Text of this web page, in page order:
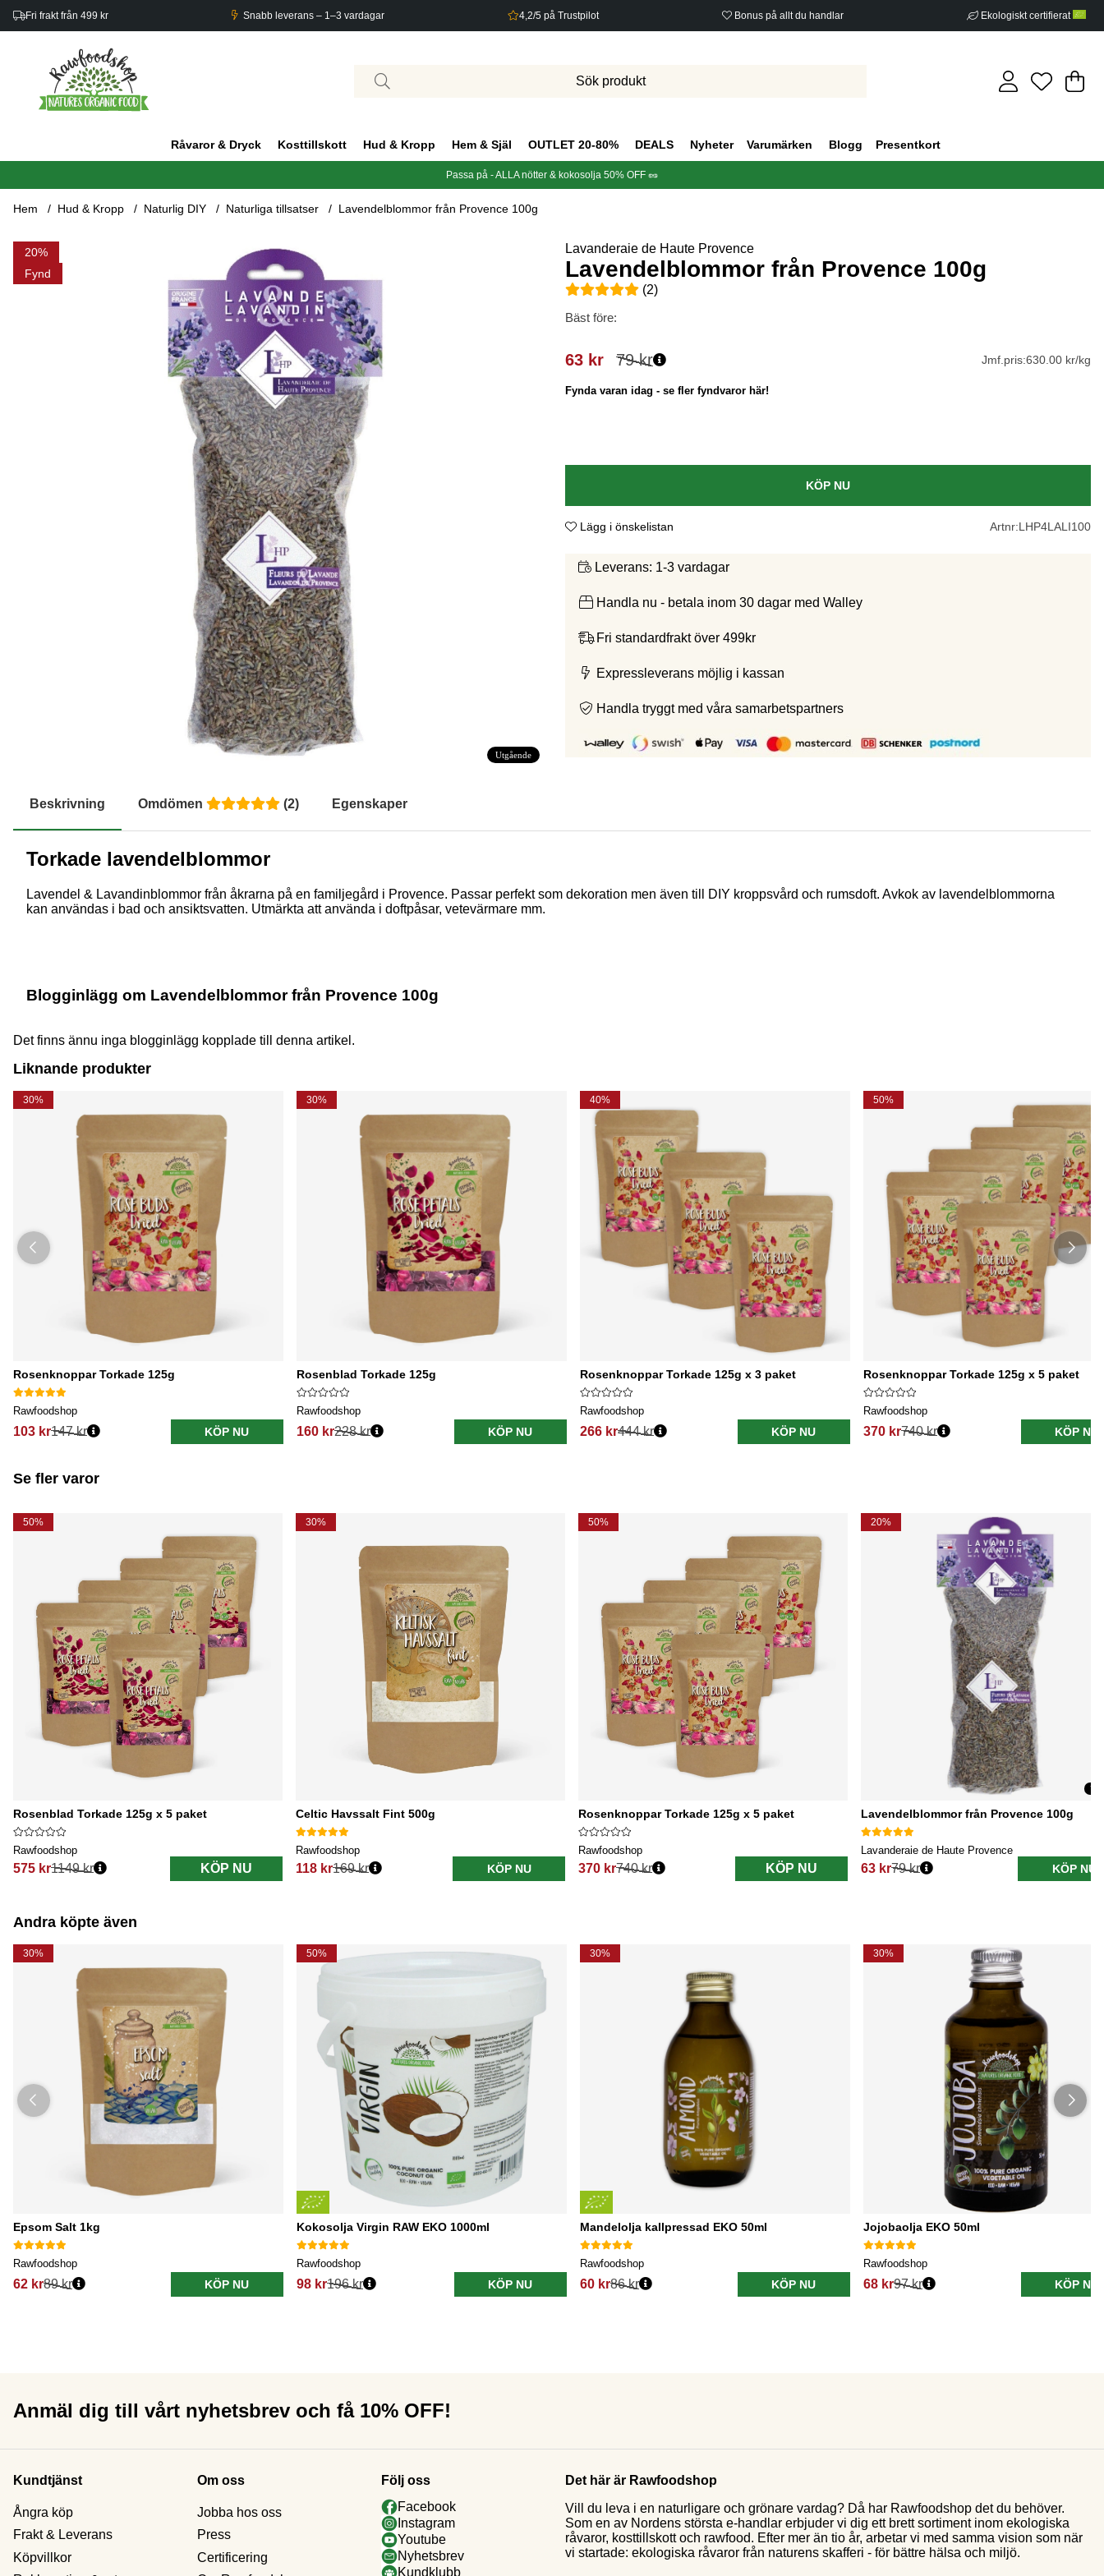
Fri frakt från 499 kr Snabb leverans – 1–3 vardagar 4,2/5 på Trustpilot Bonus på allt du handlar Ekologiskt certifierat
.
Råvaror & Dryck Kosttillskott Hud & Kropp Hem & Själ OUTLET 20-80% DEALS Nyheter Varumärken Blogg Presentkort
Passa på - ALLA nötter & kokosolja 50% OFF 🥜
Hem Hud & Kropp Naturlig DIY Naturliga tillsatser Lavendelblommor från Provence 100g
Utgående
20
Fynd
Produktbilder Lavendelblommor från Provence 100g Lavanderaie de Haute Provence
Lavendelblommor från Provence 100g
Medelbetyg 5 av 5 Antal betyg 2
(2)
Bäst före:
79kr
63 kr Jmf.pris:630.00 kr/kg
Fynda varan idag - se fler fyndvaror här!
KÖP NU
Lägg i önskelistan Artnr:LHP4LALI100
Leverans: 1-3 vardagar
Handla nu - betala inom 30 dagar med Walley
Fri standardfrakt över 499kr
Expressleverans möjlig i kassan
Handla tryggt med våra samarbetspartners
Beskrivning Omdömen (2) Egenskaper
Torkade lavendelblommor
Lavendel & Lavandinblommor från åkrarna på en familjegård i Provence. Passar perfekt som dekoration men även till DIY kroppsvård och rumsdoft. Avkok av lavendelblommorna
kan användas i bad och ansiktsvatten. Utmärkta att använda i doftpåsar, vetevärmare mm.
Blogginlägg om Lavendelblommor från Provence 100g
Det finns ännu inga blogginlägg kopplade till denna artikel.
Liknande produkter
30%
Rosenknoppar Torkade 125g
Rawfoodshop
103 kr147 kr KÖP NU
30%
Rosenblad Torkade 125g
Rawfoodshop
160 kr228 kr KÖP NU
40%
Rosenknoppar Torkade 125g x 3 paket
Rawfoodshop
266 kr444 kr KÖP NU
50%
Rosenknoppar Torkade 125g x 5 paket
Rawfoodshop
370 kr740 kr KÖP NU
Se fler varor
50%
Rosenblad Torkade 125g x 5 paket
Rawfoodshop
575 kr
Ordinarie pris:
1149 kr KÖP NU
30%
Celtic Havssalt Fint 500g
Rawfoodshop
118 kr
Ordinarie pris:
169 kr KÖP NU
50%
Rosenknoppar Torkade 125g x 5 paket
Rawfoodshop
370 kr
Ordinarie pris:
740 kr KÖP NU
20%
Lavendelblommor från Provence 100g
Lavanderaie de Haute Provence
63 kr
Ordinarie pris:
79 kr KÖP NU
Andra köpte även
30%
Epsom Salt 1kg
Rawfoodshop
62 kr89 kr KÖP NU
50%
Kokosolja Virgin RAW EKO 1000ml
Rawfoodshop
98 kr196 kr KÖP NU
30%
Mandelolja kallpressad EKO 50ml
Rawfoodshop
60 kr86 kr KÖP NU
30%
Jojobaolja EKO 50ml
Rawfoodshop
68 kr97 kr KÖP NU
Anmäl dig till vårt nyhetsbrev och få 10% OFF!
Kundtjänst
Ångra köp
Frakt & Leverans
Köpvillkor
Om oss
Jobba hos oss
Press
Certificering
Följ oss
Facebook
Instagram
Youtube
Nyhetsbrev
Kundklubb
Det här är Rawfoodshop
Vill du leva i en naturligare och grönare vardag? Då har Rawfoodshop det du behöver.
Som en av Nordens största e-handlar erbjuder vi dig ett brett sortiment inom ekologiska
råvaror, kosttillskott och rawfood. Efter mer än tio år, arbetar vi med samma vision som när
vi startade: ekologiska råvaror från naturens skafferi - för bättre hälsa och miljö.